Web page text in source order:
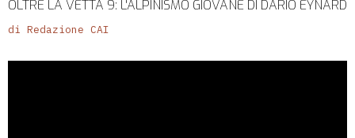
OLTRE LA VETTA 9: L'ALPINISMO GIOVANE DI DARIO EYNARD
di Redazione CAI